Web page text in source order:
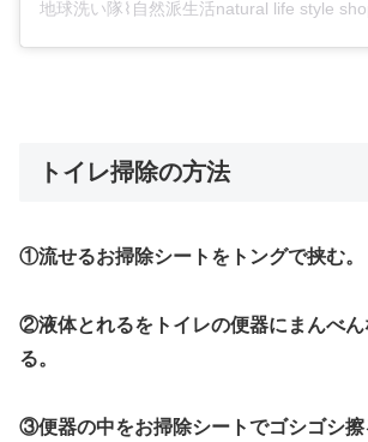
トイレ掃除の方法
①流せるお掃除シートをトングで挟む。
②液体とれるをトイレの便器にまんべ
る。
③便器の中をお掃除シートでゴシゴシ擦